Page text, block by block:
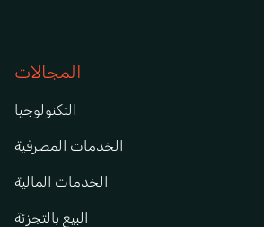
المجالات
التكنولوجيا
الخدمات المصرفية
الخدمات المالية
البيع بالتجزئة